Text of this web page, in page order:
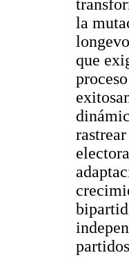
la
que